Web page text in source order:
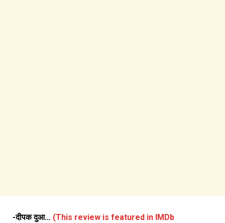
-दीपक दुआ… (This review is featured in IMDb